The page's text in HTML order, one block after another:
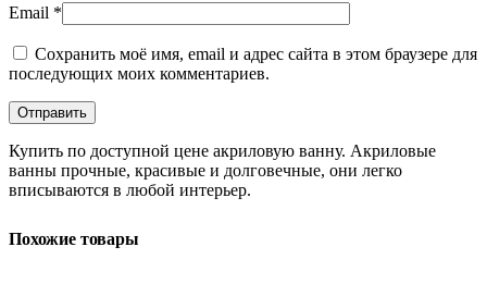
Email *
Сохранить моё имя, email и адрес сайта в этом браузере для
последующих моих комментариев.
Купить по доступной цене акриловую ванну. Акриловые
ванны прочные, красивые и долговечные, они легко
вписываются в любой интерьер.
Похожие товары